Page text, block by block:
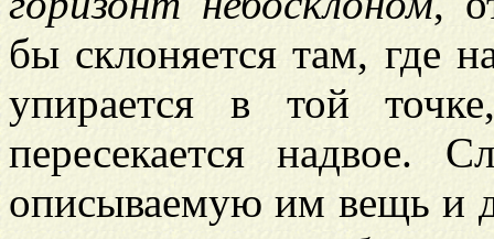
бы склоняется там, где
упирается в той
пересекается надвое.
описываемую им вещь и